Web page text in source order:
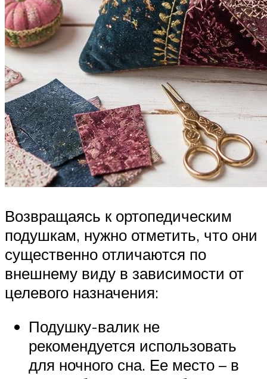
Возвращаясь к ортопедическим
подушкам, нужно отметить, что они
существенно отличаются по
внешнему виду в зависимости от
целевого назначения:
Подушку-валик не
рекомендуется использовать
для ночного сна. Ее место – в